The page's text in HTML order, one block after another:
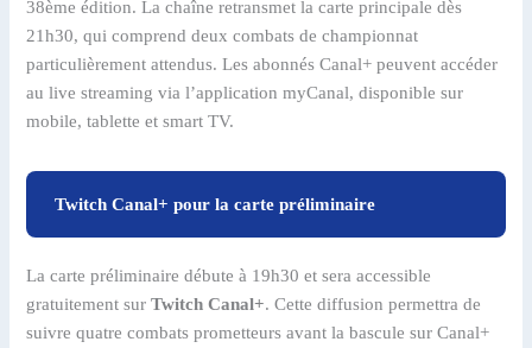
38ème édition. La chaîne retransmet la carte principale dès
21h30, qui comprend deux combats de championnat
particulièrement attendus. Les abonnés Canal+ peuvent accéder
au live streaming via l’application myCanal, disponible sur
mobile, tablette et smart TV.
Twitch Canal+ pour la carte préliminaire
La carte préliminaire débute à 19h30 et sera accessible
gratuitement surTwitch Canal+. Cette diffusion permettra de
suivre quatre combats prometteurs avant la bascule sur Canal+